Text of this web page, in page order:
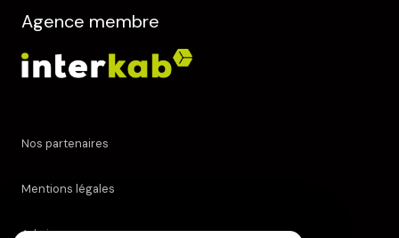
Agence membre
Nos partenaires
Mentions légales
Admin